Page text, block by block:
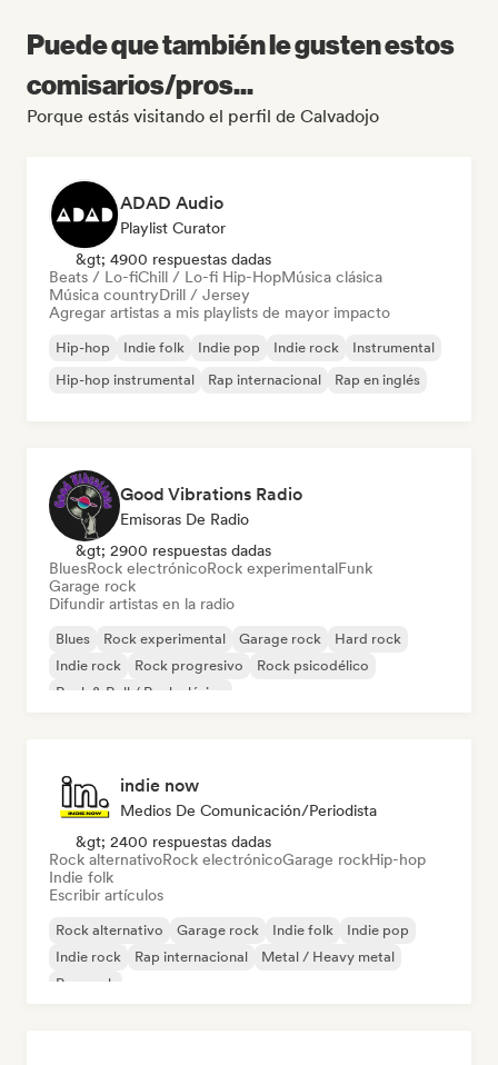
Puede que también le gusten estos
comisarios/pros...
Porque estás visitando el perfil de Calvadojo
ADAD Audio
Playlist Curator
&gt; 4900 respuestas dadas
Beats / Lo-fiChill / Lo-fi Hip-HopMúsica clásica
Música countryDrill / Jersey
Agregar artistas a mis playlists de mayor impacto
Hip-hop Indie folk Indie pop Indie rock
Instrumental
Hip-hop instrumental
Rap internacional Rap en inglés
Good Vibrations Radio
Emisoras De Radio
&gt; 2900 respuestas dadas
BluesRock electrónicoRock experimentalFunk
Garage rock
Difundir artistas en la radio
Blues Rock experimental Garage rock
Hard rock
Indie rock
Rock progresivo
Rock psicodélico
Rock & Roll / Rock clásico
indie now
Medios De Comunicación/Periodista
&gt; 2400 respuestas dadas
Rock alternativoRock electrónicoGarage rockHip-hop
Indie folk
Escribir artículos
Rock alternativo Garage rock Indie folk
Indie pop
Indie rock
Rap internacional
Metal / Heavy metal
Pop rock